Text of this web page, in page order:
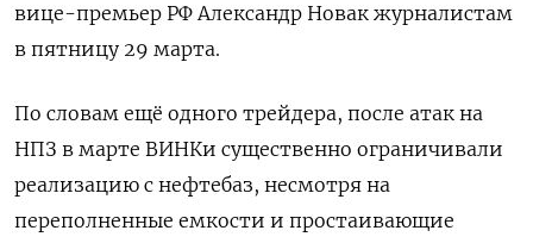
вице-премьер РФ Александр Новак журналистам
в пятницу 29 марта.
По словам ещё одного трейдера, после атак на
НПЗ в марте ВИНКи существенно ограничивали
реализацию с нефтебаз, несмотря на
переполненные емкости и простаивающие